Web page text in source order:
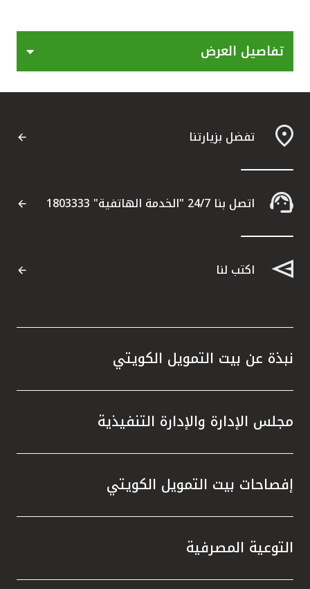
أدوات وخدمات
مواقع الفروع وأجهزة الصرف الآلي
ألمانيا
ماليزيا
مصر
المملكة المتحدة
مملكة البحرين
تفاصيل العرض
تفضل بزيارتنا
اتصل بنا 24/7 "الخدمة الهاتفية" 1803333
اكتب لنا
نبذة عن بيت التمويل الكويتي
مجلس الإدارة والإدارة التنفيذية
إفصاحات بيت التمويل الكويتي
التوعية المصرفية